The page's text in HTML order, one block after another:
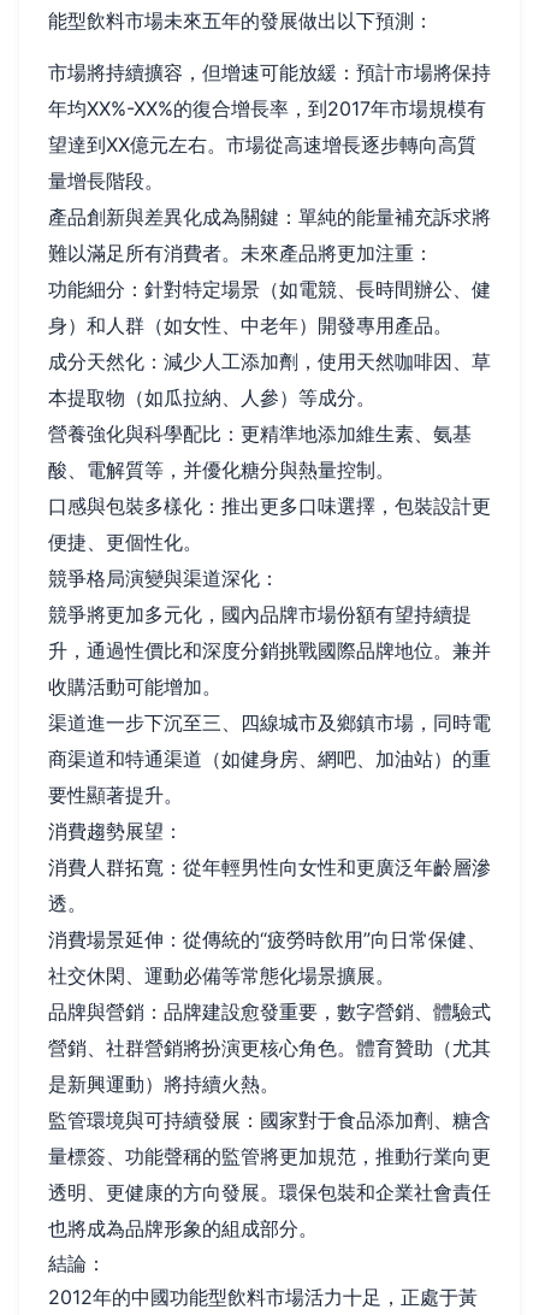
能型飲料市場未來五年的發展做出以下預測：
市場將持續擴容，但增速可能放緩：預計市場將保持
年均XX%-XX%的復合增長率，到2017年市場規模有
望達到XX億元左右。市場從高速增長逐步轉向高質
量增長階段。
產品創新與差異化成為關鍵：單純的能量補充訴求將
難以滿足所有消費者。未來產品將更加注重：
功能細分：針對特定場景（如電競、長時間辦公、健
身）和人群（如女性、中老年）開發專用產品。
成分天然化：減少人工添加劑，使用天然咖啡因、草
本提取物（如瓜拉納、人參）等成分。
營養強化與科學配比：更精準地添加維生素、氨基
酸、電解質等，并優化糖分與熱量控制。
口感與包裝多樣化：推出更多口味選擇，包裝設計更
便捷、更個性化。
競爭格局演變與渠道深化：
競爭將更加多元化，國內品牌市場份額有望持續提
升，通過性價比和深度分銷挑戰國際品牌地位。兼并
收購活動可能增加。
渠道進一步下沉至三、四線城市及鄉鎮市場，同時電
商渠道和特通渠道（如健身房、網吧、加油站）的重
要性顯著提升。
消費趨勢展望：
消費人群拓寬：從年輕男性向女性和更廣泛年齡層滲
透。
消費場景延伸：從傳統的“疲勞時飲用”向日常保健、
社交休閑、運動必備等常態化場景擴展。
品牌與營銷：品牌建設愈發重要，數字營銷、體驗式
營銷、社群營銷將扮演更核心角色。體育贊助（尤其
是新興運動）將持續火熱。
監管環境與可持續發展：國家對于食品添加劑、糖含
量標簽、功能聲稱的監管將更加規范，推動行業向更
透明、更健康的方向發展。環保包裝和企業社會責任
也將成為品牌形象的組成部分。
結論：
2012年的中國功能型飲料市場活力十足，正處于黃